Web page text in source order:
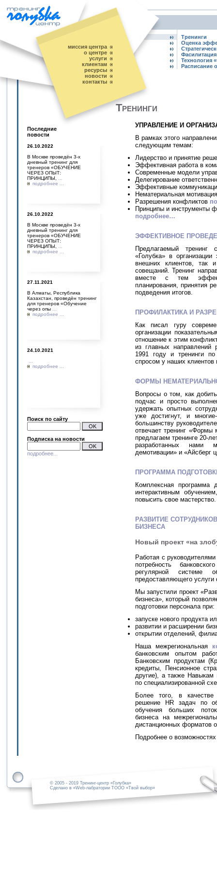
Тренинги
Оценка
Технология
Расписание
Последние
повости
26.10.2022
В Москве проведён 3-х
дневный тренинг для
тренеров «ОБУЧЕНИЕ
ЧЕРЕЗ ОПЫТ:
ПРИНЦИПЫ,
подробнее ...
26.10.2022
В Москве проведён 3-х
дневный тренинг для
тренеров «ОБУЧЕНИЕ
ЧЕРЕЗ ОПЫТ:
ПРИНЦИПЫ,
подробнее ...
27.11.2021
В Алматы, Республика
Казахстан, проведён тренинг
для тренеров «Обучение
через опы
подробнее ...
24.10.2021
подробнее ...
Поиск по сайту
Подписка на новости
подробнее...
Тренинги
УПРАВЛЕНИЕ И
В рамках этого
следующим темам:
Лидерство и принятие
Эффективная работа в
Современные модели
Делегирование
Эффективные
Нематериальная
Разрешения конфликтов
Принципы и инструменты
подробнее…
ЭФФЕКТИВНОЕ
Предлагаемый тренинг
«Голубка» в
внешних клиентов, так
совещаний. Тренинг
вместе с тем
планирования, принятия
подведения итогов.
ПРОФИЛАКТИКА И
Как писал гуру
организации
отношение к этим
из главных направлений
1991 году и тренинги
спросом у наших клиентов
ФОРМЫ
Вопросы о том, как
подчас и просто
удержать опытных
уже достигнут, и
большинству
отвечает тренинг «Формы
предлагаем тренинге 20-
разработанных нами
демотивации» и «Айсберг
ПРОГРАММА
Комплексная программа
интерактивным
повысить свое мастерство.
РАЗВИТИЕ
БИЗНЕСА
Новый проект «на
Работая с
потребность
регулярной системе
предоставляющего
Мы запустили проект
бизнеса», который
подготовки персонала при:
запуске нового продукта
развитии и расширении
открытии отделений,
Наша межрегиональная
банковским опытом
Банковским продуктам
кредиты, Пенсионное
другие), а также Навыкам
по специализированной
Более того, в качестве
решение HR задач по
обучения больших
бизнеса на
дистанционных форматов
Подробнее о
миссия центра
о центре
услуги
клиентам
ресурсы
новости
контакты
© 2005 - 2019 Тренинг-центр «Голубка»
Сделано в «Web-лабратории ТООО «Твой выбор»